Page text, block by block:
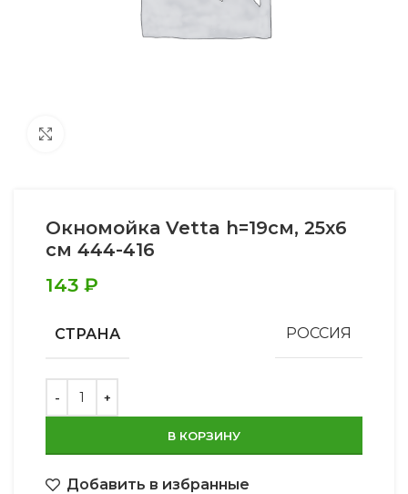
Окномойка Vetta h=19см, 25х6
см 444-416
143 ₽
СТРАНА РОССИЯ
В КОРЗИНУ
Добавить в избранные